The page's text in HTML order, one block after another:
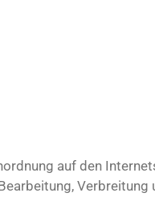
auf den
Verbreitung